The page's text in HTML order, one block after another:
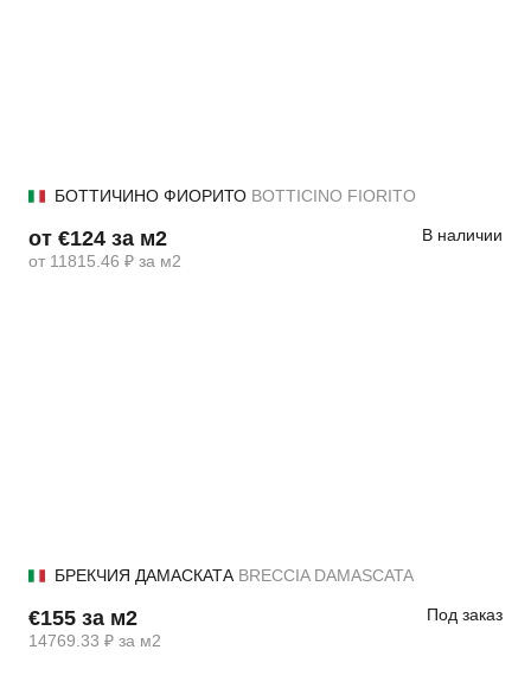
БОТТИЧИНО ФИОРИТО BOTTICINO FIORITO
от €124 за м2
от 11815.46 ₽ за м2
В наличии
БРЕКЧИЯ ДАМАСКАТА BRECCIA DAMASCATA
€155 за м2
14769.33 ₽ за м2
Под заказ